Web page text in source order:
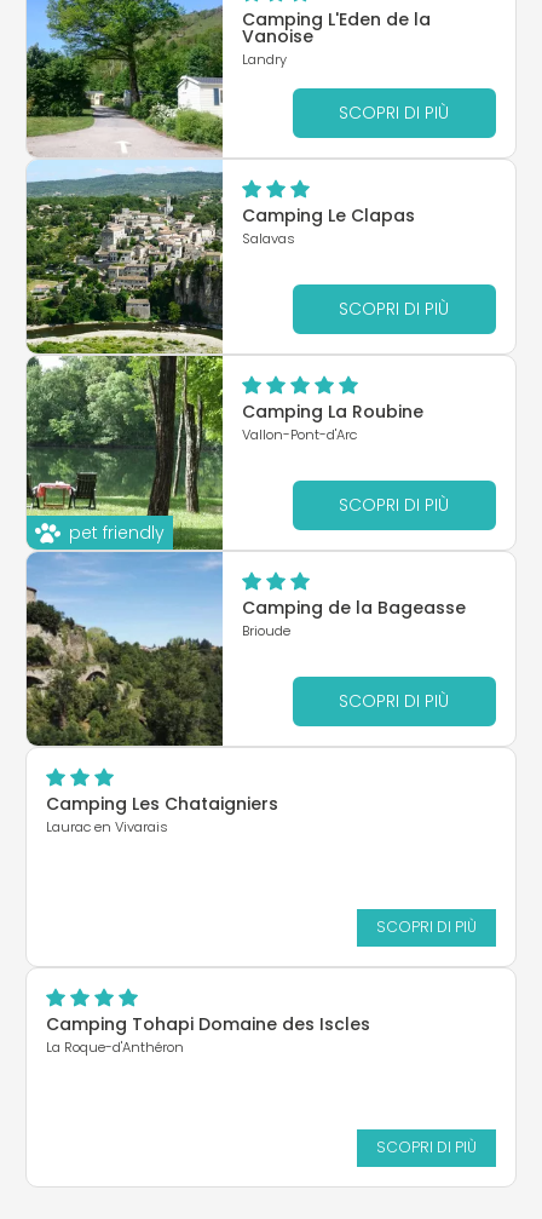
Camping L'Eden de la
Vanoise
Landry
SCOPRI DI PIÙ
Camping Le Clapas
Salavas
SCOPRI DI PIÙ
pet friendly
Camping La Roubine
Vallon-Pont-d'Arc
SCOPRI DI PIÙ
Camping de la Bageasse
Brioude
SCOPRI DI PIÙ
Camping Les Chataigniers
Laurac en Vivarais
SCOPRI DI PIÙ
Camping Tohapi Domaine des Iscles
La Roque-d'Anthéron
SCOPRI DI PIÙ